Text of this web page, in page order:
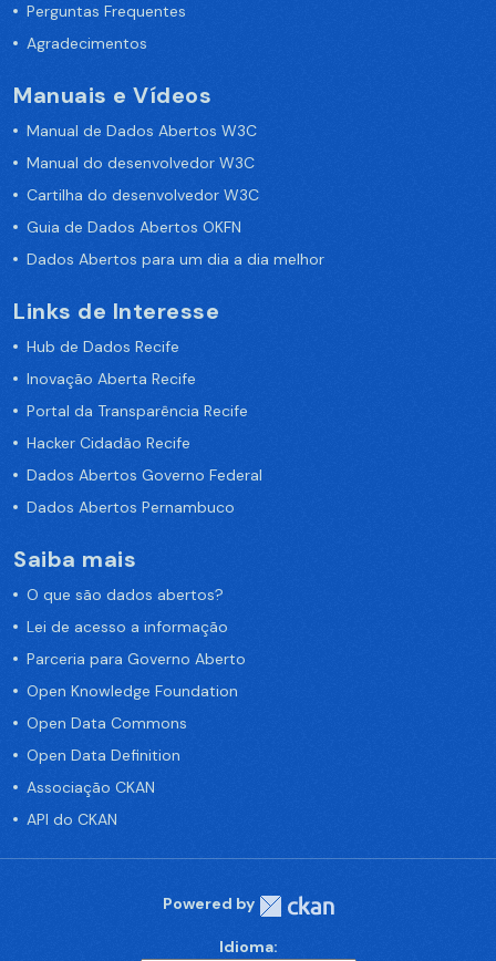
Perguntas Frequentes
Agradecimentos
Manuais e Vídeos
Manual de Dados Abertos W3C
Manual do desenvolvedor W3C
Cartilha do desenvolvedor W3C
Guia de Dados Abertos OKFN
Dados Abertos para um dia a dia melhor
Links de Interesse
Hub de Dados Recife
Inovação Aberta Recife
Portal da Transparência Recife
Hacker Cidadão Recife
Dados Abertos Governo Federal
Dados Abertos Pernambuco
Saiba mais
O que são dados abertos?
Lei de acesso a informação
Parceria para Governo Aberto
Open Knowledge Foundation
Open Data Commons
Open Data Definition
Associação CKAN
API do CKAN
Powered by
Idioma